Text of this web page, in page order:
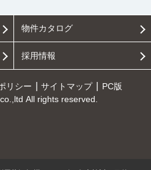
物件カタログ
採用情報
リシー サイトマップ
PC版
All rights reserved.